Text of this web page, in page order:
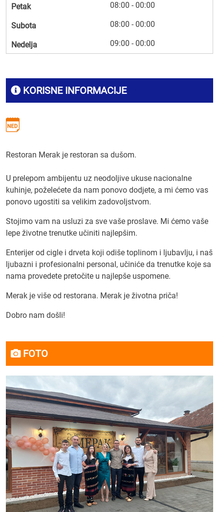
KORISNE INFORMACIJE
Restoran Merak je restoran sa dušom.
U prelepom ambijentu uz neodoljive ukuse nacionalne
kuhinje, poželećete da nam ponovo dodjete, a mi ćemo vas
ponovo ugostiti sa velikim zadovoljstvom.
Stojimo vam na usluzi za sve vaše proslave. Mi ćemo vaše
lepe životne trenutke učiniti najlepšim.
Enterijer od cigle i drveta koji odiše toplinom i ljubavlju, i naš
ljubazni i profesionalni personal, učiniće da trenutke koje sa
nama provedete pretočite u najlepše uspomene.
Merak je više od restorana. Merak je životna priča!
Dobro nam došli!
FOTO
Petak 08:00 - 00:00
Subota 08:00 - 00:00
Nedelja 09:00 - 00:00